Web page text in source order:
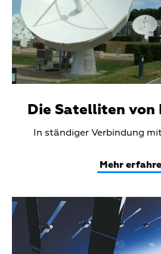
Die Satelliten von
TeaserIn ständiger Verbindung
Mehr
Teaser
Media